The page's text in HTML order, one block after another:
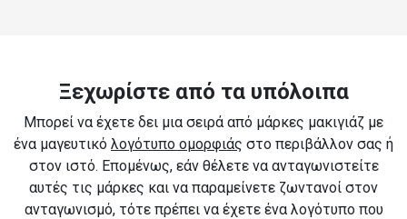
Ξεχωρίστε από τα υπόλοιπα
Μπορεί να έχετε δει μια σειρά από μάρκες μακιγιάζ με
ένα μαγευτικό λογότυπο ομορφιάς στο περιβάλλον σας ή
στον ιστό. Επομένως, εάν θέλετε να ανταγωνιστείτε
αυτές τις μάρκες και να παραμείνετε ζωντανοί στον
ανταγωνισμό, τότε πρέπει να έχετε ένα λογότυπο που